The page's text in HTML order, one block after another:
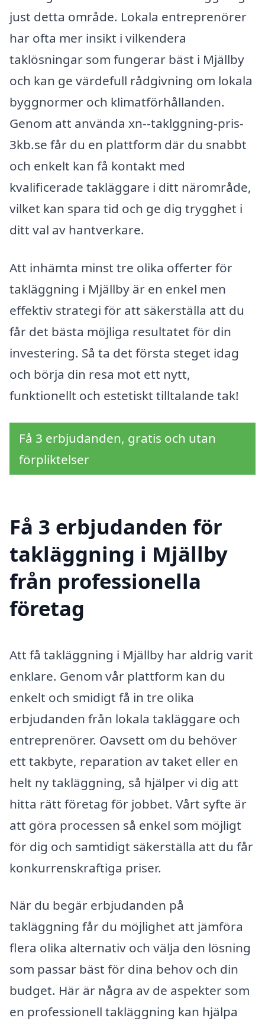
just detta område. Lokala entreprenörer
har ofta mer insikt i vilkendera
taklösningar som fungerar bäst i Mjällby
och kan ge värdefull rådgivning om lokala
byggnormer och klimatförhållanden.
Genom att använda xn--taklggning-pris-
3kb.se får du en plattform där du snabbt
och enkelt kan få kontakt med
kvalificerade takläggare i ditt närområde,
vilket kan spara tid och ge dig trygghet i
ditt val av hantverkare.
Att inhämta minst tre olika offerter för
takläggning i Mjällby är en enkel men
effektiv strategi för att säkerställa att du
får det bästa möjliga resultatet för din
investering. Så ta det första steget idag
och börja din resa mot ett nytt,
funktionellt och estetiskt tilltalande tak!
Få 3 erbjudanden, gratis och utan
förpliktelser
Få 3 erbjudanden för
takläggning i Mjällby
från professionella
företag
Att få takläggning i Mjällby har aldrig varit
enklare. Genom vår plattform kan du
enkelt och smidigt få in tre olika
erbjudanden från lokala takläggare och
entreprenörer. Oavsett om du behöver
ett takbyte, reparation av taket eller en
helt ny takläggning, så hjälper vi dig att
hitta rätt företag för jobbet. Vårt syfte är
att göra processen så enkel som möjligt
för dig och samtidigt säkerställa att du får
konkurrenskraftiga priser.
När du begär erbjudanden på
takläggning får du möjlighet att jämföra
flera olika alternativ och välja den lösning
som passar bäst för dina behov och din
budget. Här är några av de aspekter som
en professionell takläggning kan hjälpa